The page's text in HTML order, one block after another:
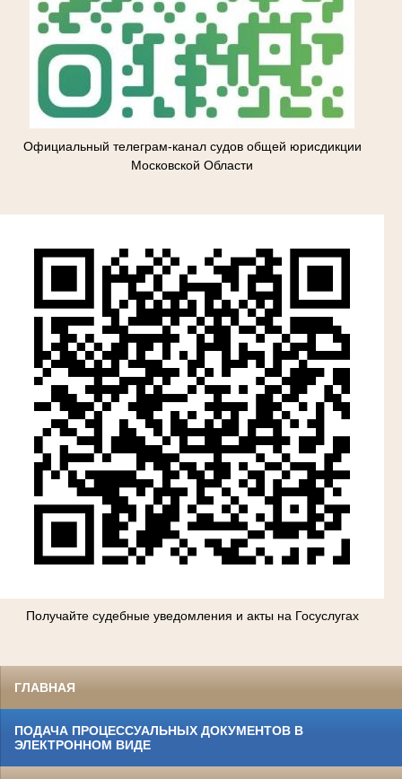
Официальный телеграм-канал судов общей юрисдикции
Московской Области
Получайте судебные уведомления и акты на Госуслугах
ГЛАВНАЯ
ПОДАЧА ПРОЦЕССУАЛЬНЫХ ДОКУМЕНТОВ В
ЭЛЕКТРОННОМ ВИДЕ